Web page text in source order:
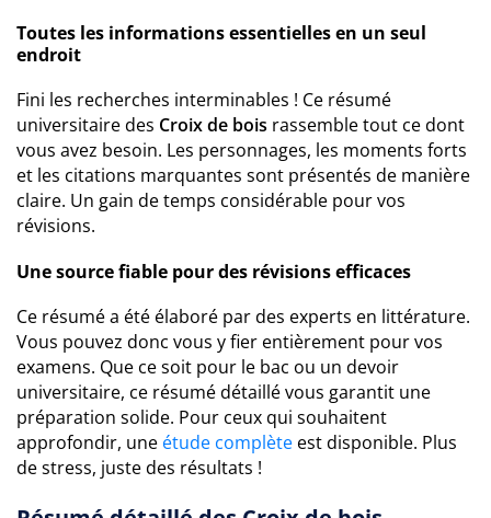
Toutes les informations essentielles en un seul
endroit
Fini les recherches interminables ! Ce résumé
universitaire des Croix de bois rassemble tout ce dont
vous avez besoin. Les personnages, les moments forts
et les citations marquantes sont présentés de manière
claire. Un gain de temps considérable pour vos
révisions.
Une source fiable pour des révisions efficaces
Ce résumé a été élaboré par des experts en littérature.
Vous pouvez donc vous y fier entièrement pour vos
examens. Que ce soit pour le bac ou un devoir
universitaire, ce résumé détaillé vous garantit une
préparation solide. Pour ceux qui souhaitent
approfondir, une étude complète est disponible. Plus
de stress, juste des résultats !